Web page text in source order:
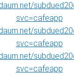
svc=cafeapp
svc=cafeapp
svc=cafeapp